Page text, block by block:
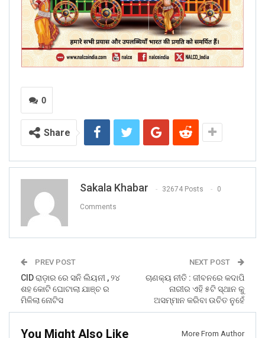
0
Share
Sakala Khabar 32674 Posts 0
Comments
PREV POST
CID ରାଡ଼ାର ରେ ସନି ଲିୟନୀ , ୨୪
ଶହ କୋଟି ଘୋଟାଲା ଯାଞ୍ଚ ର
ମିଳିଲା ନୋଟିସ
NEXT POST
ଚାଣକ୍ୟ ନୀତି : ଜୀବନରେ କଦାପି
ନାରୀର ଏହି ୫ଟି ସ୍ଥାନ କୁ
ଅସମ୍ମାନ କରିବା ଉଚିତ ନୁହେଁ
You Might Also Like More From Author